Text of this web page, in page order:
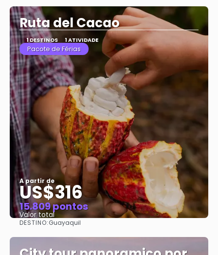
Ruta del Cacao
1 DESTINOS 1 ATIVIDADE
Pacote de Férias
A partir de
US$316
15.809 pontos
Valor total
DESTINO:Guayaquil